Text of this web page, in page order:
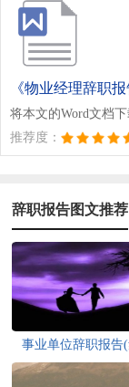
《物业经理辞职报
将本文的Word文档
推荐度：
辞职报告图文推荐
事业单位辞职报告